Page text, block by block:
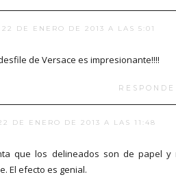
22 DE ENERO DE 2013 A LAS 5:01
de Versace es impresionante!!!!
DE ENERO DE 2013 A LAS 11:48
que los delineados son de papel y
El efecto es genial.